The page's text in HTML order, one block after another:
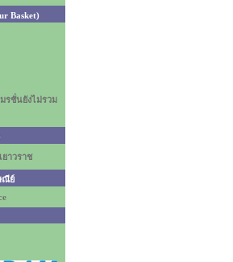
Basket)
รชั่นยังไม่รวม
าวราช
ณีย์